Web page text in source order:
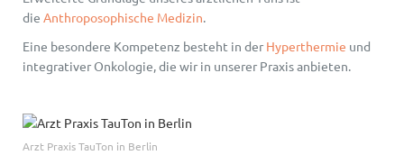
die Anthroposophische Medizin.
Eine besondere Kompetenz besteht in der Hyperthermie und
integrativer Onkologie, die wir in unserer Praxis anbieten.
Arzt Praxis TauTon in Berlin